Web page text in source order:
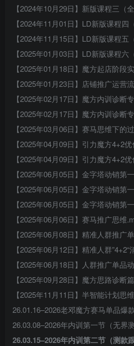
【2024年10月29日】新版课程三（
【2024年11月01日】LD新版课程
【2024年11月15日】LD新版课程
【2025年01月03日】LD新版课程
【2025年01月18日】魔方起店阶段
【2025年01月23日】店铺推广运营
【2025年02月17日】魔方内训诊断
【2025年02月17日】魔方内训诊断
【2025年03月06日】赛马思维下的
【2025年04月09日】引力魔方4+2
【2025年04月09日】引力魔方4+2
【2025年06月05日】金字塔动销第
【2025年06月05日】金字塔动销第
【2025年06月05日】金字塔动销第
【2025年06月06日】赛马推广思维
【2025年06月08日】精准人群推广
【2025年06月12日】精准人群
【2025年06月18日】人群推广单品
【2025年09月28日】魔方思路诊断
【2025年11月11日】半智能计划思
26.01.16–2026老邓魔方赛马单品爆
26.03.08–2026年内训第一节（无界
26.03.15–2026年内训第二节（测款